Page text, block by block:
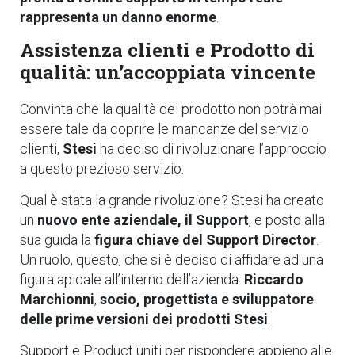
rappresenta un danno enorme
Assistenza clienti e Prodotto di
qualità: un’accoppiata vincente
Convinta che la qualità del prodotto non potrà mai
essere tale da coprire le mancanze del servizio
clienti, Stesi ha deciso di rivoluzionare l’approccio
a questo prezioso servizio.
Qual è stata la grande rivoluzione? Stesi ha creato
un nuovo ente aziendale, il Support, e posto alla
sua guida la figura chiave del Support Director
Un ruolo, questo, che si è deciso di affidare ad una
figura apicale all’interno dell’azienda: Riccardo
Marchionni, socio, progettista e sviluppatore
delle prime versioni dei prodotti Stesi
Support e Product uniti per rispondere appieno alle